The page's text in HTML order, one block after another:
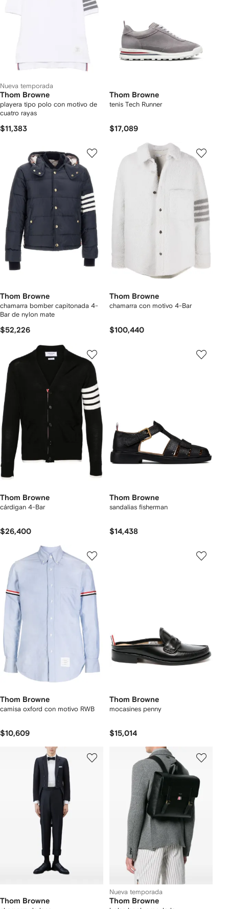
Nueva temporada
Thom Browne
playera tipo polo con motivo de
cuatro rayas
$11,383
Thom Browne
tenis Tech Runner
$17,089
Thom Browne
chamarra bomber capitonada 4-
Bar de nylon mate
$52,226
Thom Browne
chamarra con motivo 4-Bar
$100,440
Thom Browne
cárdigan 4-Bar
$26,400
Thom Browne
sandalias fisherman
$14,438
Thom Browne
camisa oxford con motivo RWB
$10,609
Thom Browne
mocasines penny
$15,014
Thom Browne
Nueva temporada
Thom Browne